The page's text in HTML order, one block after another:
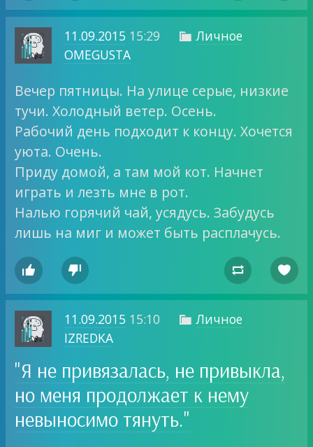
11.09.2015 15:29  Личное
OMEGUSTA
Вечер пятницы. На улице серые, низкие
тучи. Холодный ветер. Осень.
Рабочий день подходит к концу. Хочется
уюта. Очень.
Приду домой, а там мой кот. Начнет
играть и лезть мне в рот.
Налью горячий чай, усядусь. Забудусь
лишь на миг и может быть расплачусь.
   
11.09.2015 15:10  Личное
IZREDKA
"Я не привязалась, не привыкла,
но меня продолжает к нему
невыносимо тянуть."